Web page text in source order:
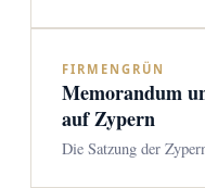
FIRMENGRÜN
Memorandum
auf Zypern
Die Satzung der